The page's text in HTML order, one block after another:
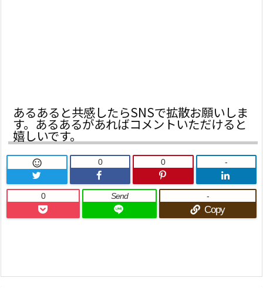
あるあると共感したらSNSで拡散お願いしま
す。あるあるがあればコメントいただけると
嬉しいです。
 0 0 -
0 Send
Copy
-